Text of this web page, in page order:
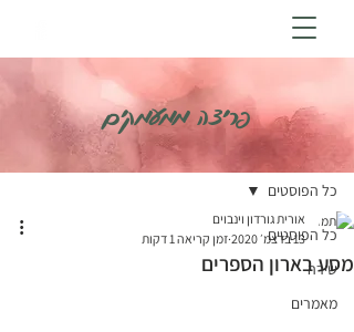
כל הפוסטים
שירה
מאמרים
כל הפוסטים
מסע בארון הספרים
אורית גורדון וינבוים
13 בדצמ׳ 2020
זמן קריאה 1 דקות
פריצה ממעמקים